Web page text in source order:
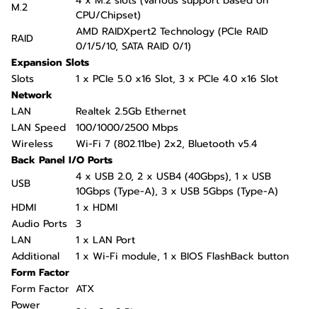
M.2
CPU/Chipset)
RAID
AMD RAIDXpert2 Technology (PCIe RAID
0/1/5/10, SATA RAID 0/1)
Expansion Slots
Slots
1 x PCIe 5.0 x16 Slot, 3 x PCIe 4.0 x16 Slot
Network
LAN
Realtek 2.5Gb Ethernet
LAN Speed
100/1000/2500 Mbps
Wireless
Wi-Fi 7 (802.11be) 2x2, Bluetooth v5.4
Back Panel I/O Ports
USB
4 x USB 2.0, 2 x USB4 (40Gbps), 1 x USB
10Gbps (Type-A), 3 x USB 5Gbps (Type-A)
HDMI
1 x HDMI
Audio Ports 3
LAN
1 x LAN Port
Additional
1 x Wi-Fi module, 1 x BIOS FlashBack button
Form Factor
Form Factor ATX
Power